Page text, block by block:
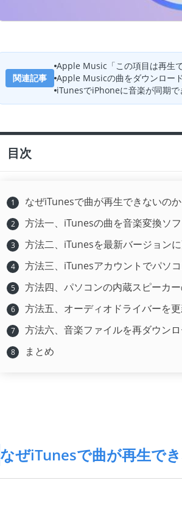
関連記事
Apple Music「この項目は再生
Apple Musicの曲をダウンロー
iTunesでiPhoneに音楽が同期
目次
なぜiTunesで曲が再生できないのか
方法一、iTunesの曲を音楽変換ソ
方法二、iTunesを最新バージョン
方法三、iTunesアカウントでパソ
方法四、パソコンの内蔵スピーカ
方法五、オーディオドライバーを
方法六、音楽ファイルを再ダウン
まとめ
なぜiTunesで曲が再生で